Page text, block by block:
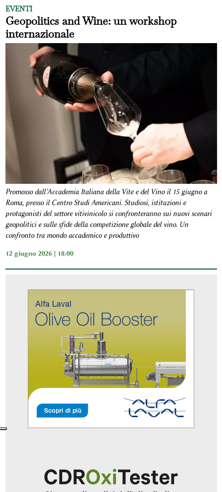
EVENTI
Geopolitics and Wine: un workshop
internazionale
Promosso dall’Accademia Italiana della Vite e del Vino il 15 giugno a
Roma, presso il Centro Studi Americani. Studiosi, istituzioni e
protagonisti del settore vitivinicolo si confronteranno sui nuovi scenari
geopolitici e sulle sfide della competizione globale del vino. Un
confronto tra mondo accademico e produttivo
12 giugno 2026 | 18:00